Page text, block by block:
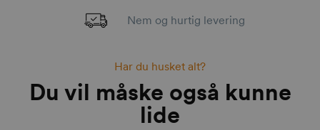
Nem og hurtig levering
Har du husket alt?
Du vil måske også kunne
lide